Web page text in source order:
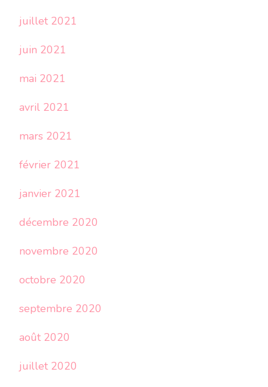
juillet 2021
juin 2021
mai 2021
avril 2021
mars 2021
février 2021
janvier 2021
décembre 2020
novembre 2020
octobre 2020
septembre 2020
août 2020
juillet 2020